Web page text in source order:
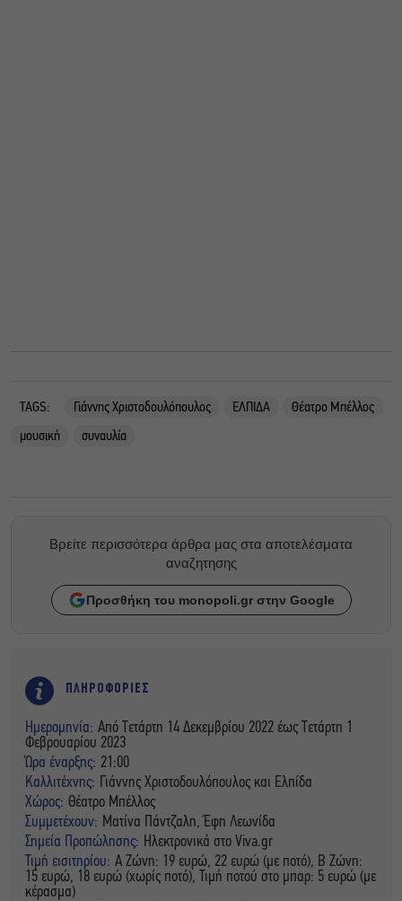
TAGS: Γιάννης Χριστοδουλόπουλος ΕΛΠΙΔΑ
Θέατρο Μπέλλος
μουσική
συναυλία
Βρείτε περισσότερα άρθρα μας στα αποτελέσματα
αναζητησης
Προσθήκη του monopoli.gr στην Google
ΠΛΗΡΟΦΟΡΙΕΣ
Ημερομηνία: Από Τετάρτη 14 Δεκεμβρίου 2022 έως Τετάρτη 1
Φεβρουαρίου 2023
Ώρα έναρξης: 21:00
Καλλιτέχνης:
Γιάννης Χριστοδουλόπουλος και Eλπίδα
Χώρος: Θέατρο Μπέλλος
Συμμετέχουν: Ματίνα Πάντζαλη, Έφη Λεωνίδα
Σημεία Προπώλησης: Ηλεκτρονικά στο Viva.gr
Τιμή εισιτηρίου: Α Ζώνη: 19 ευρώ, 22 ευρώ (με ποτό), Β Ζώνη:
15 ευρώ, 18 ευρώ (χωρίς ποτό), Τιμή ποτού στο μπαρ: 5 ευρώ (με
κέρασμα)